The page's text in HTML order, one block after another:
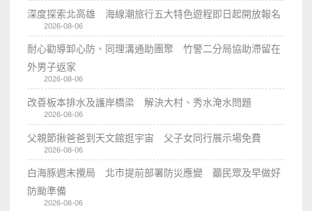
深度探索北高雄 海線潮旅行五大特色遊程即日起開放報名
2026-08-06
耐心勸導卸心防、同理溝通助團聚 竹警二分局協助滯留在
外男子返家
2026-08-06
改善板本排水及護岸橋梁 解決大村、秀水淹水問題
2026-08-06
父親節揪爸爸到天文館逛宇宙 父子女同行展示場免費
2026-08-06
白海豚週末攪局 北市提前部署防災應變 籲民眾及早做好
防颱準備
2026-08-06